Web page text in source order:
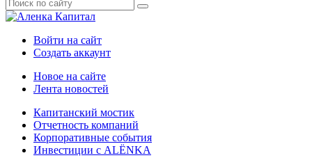
Войти на сайт
Создать аккаунт
Новое на сайте
Лента новостей
Капитанский мостик
Отчетность компаний
Корпоративные события
Инвестиции с ALЁNKA